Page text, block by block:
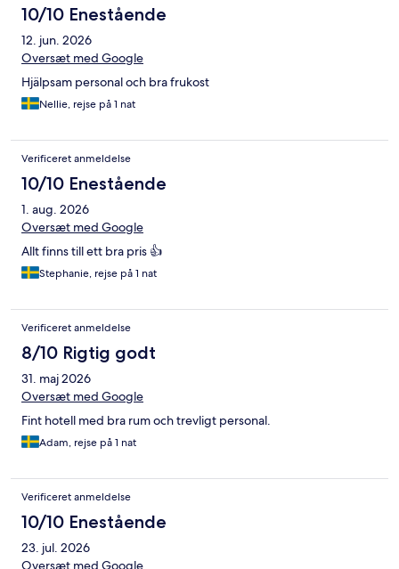
10/10 Enestående
12. jun. 2026
Oversæt med Google
Hjälpsam personal och bra frukost
Nellie, rejse på 1 nat
Verificeret anmeldelse
10/10 Enestående
1. aug. 2026
Oversæt med Google
Allt finns till ett bra pris 👍
Stephanie, rejse på 1 nat
Verificeret anmeldelse
8/10 Rigtig godt
31. maj 2026
Oversæt med Google
Fint hotell med bra rum och trevligt personal.
Adam, rejse på 1 nat
Verificeret anmeldelse
10/10 Enestående
23. jul. 2026
Oversæt med Google